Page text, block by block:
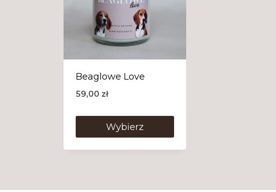
Beaglowe Love
59,00 zł
Wybierz